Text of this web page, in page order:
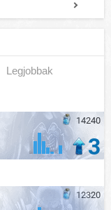
Legjobbak
14240
3
12320